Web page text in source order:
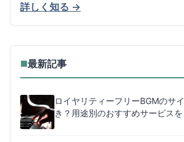
詳しく知る →
■最新記事
ロイヤリティーフリーBGMのサ
き？用途別のおすすめサービス